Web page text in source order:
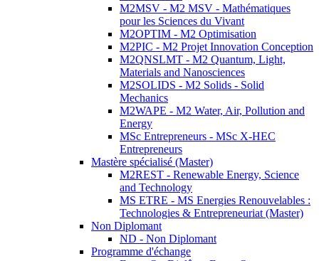
M2MSV - M2 MSV - Mathématiques
pour les Sciences du Vivant
M2OPTIM - M2 Optimisation
M2PIC - M2 Projet Innovation Conception
M2QNSLMT - M2 Quantum, Light,
Materials and Nanosciences
M2SOLIDS - M2 Solids - Solid
Mechanics
M2WAPE - M2 Water, Air, Pollution and
Energy
MSc Entrepreneurs - MSc X-HEC
Entrepreneurs
Mastère spécialisé (Master)
M2REST - Renewable Energy, Science
and Technology
MS ETRE - MS Energies Renouvelables :
Technologies & Entrepreneuriat (Master)
Non Diplomant
ND - Non Diplomant
Programme d'échange